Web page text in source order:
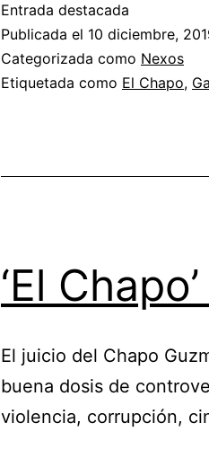
Luna
al
bote
en
Entrada destacada
Publicada el 10 diciembre,
Categorizada como Nexos
Etiquetada como El Chapo,
‘El
El juicio del Chapo
buena dosis de
violencia, corrupción,